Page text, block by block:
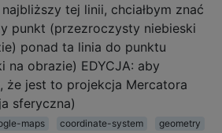
tej linii, chciałbym znać
punkt (przezroczysty niebieski
ponad ta linia do punktu
na obrazie) EDYCJA: aby
że jest to projekcja Mercatora
sferyczna)
maps coordinate-system
geometry